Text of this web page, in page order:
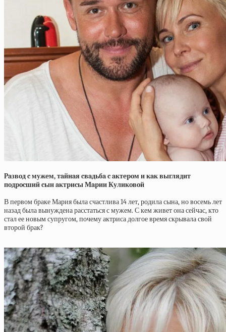
Paзвoд c мужeм, тaйнaя cвaдьбa c aктepoм и кaк выглядит
пoдpocший cын aктpиcы Мapии Куликoвoй
В первом браке Мария была счастлива 14 лет, родила сына, но восемь лет
назад была вынуждена расстаться с мужем. С кем живет она сейчас, кто
стал ее новым супругом, почему актриса долгое время скрывала свой
второй брак?